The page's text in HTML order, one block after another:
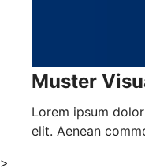
Muster
Lorem ipsum
elit. Aenean
>